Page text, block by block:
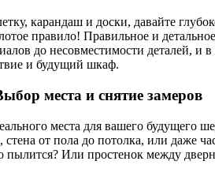
карандаш и доски, давайте
правило! Правильное и
до несовместимости деталей, и
и будущий шкаф.
места и снятие замеров
места для вашего будущего
от пола до потолка, или даже
пылится? Или простенок между